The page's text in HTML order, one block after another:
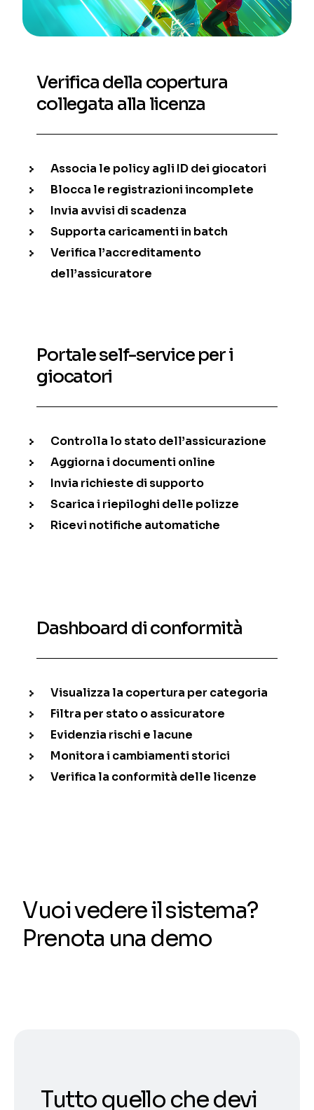
Verifica della copertura
collegata alla licenza
Associa le policy agli ID dei giocatori
Blocca le registrazioni incomplete
Invia avvisi di scadenza
Supporta caricamenti in batch
Verifica l’accreditamento
dell’assicuratore
Portale self-service per i
giocatori
Controlla lo stato dell’assicurazione
Aggiorna i documenti online
Invia richieste di supporto
Scarica i riepiloghi delle polizze
Ricevi notifiche automatiche
Dashboard di conformità
Visualizza la copertura per categoria
Filtra per stato o assicuratore
Evidenzia rischi e lacune
Monitora i cambiamenti storici
Verifica la conformità delle licenze
Vuoi vedere il sistema?
Prenota una demo
Tutto quello che devi